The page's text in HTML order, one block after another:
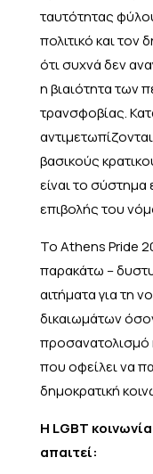
ταυτότητας
πολιτικό και τον
ότι συχνά δεν
η βιαιότητα των
τρανσφοβίας.
βασικούς
είναι το
επιβολής του
Το Athens Pride
παρακάτω –
αιτήματα για τη
δικαιωμάτων
προσανατολισμό
που οφείλει να
δημοκρατική
Η LGBT
απαιτεί: